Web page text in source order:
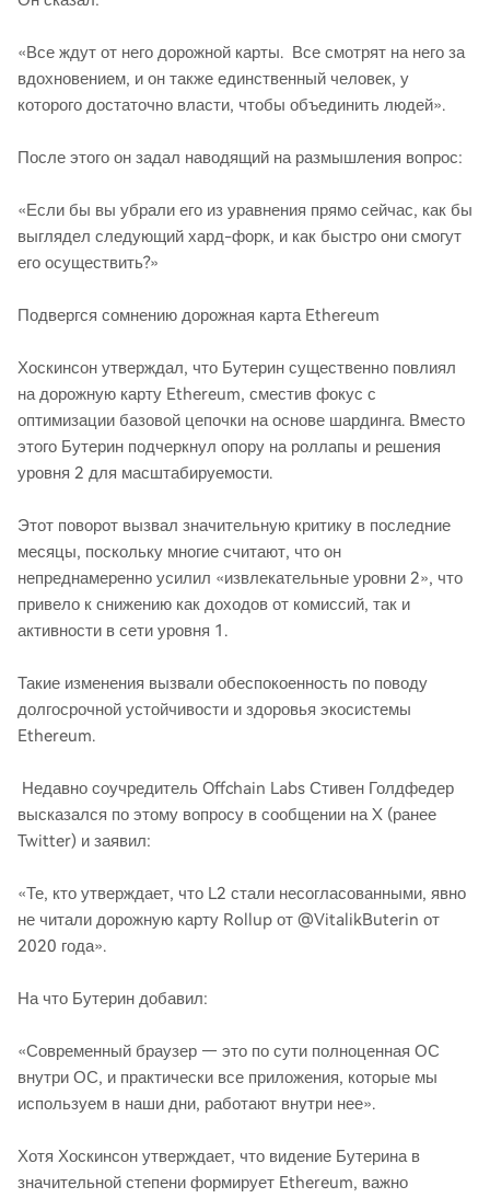
«Все ждут от него дорожной карты. Все смотрят на него за
вдохновением, и он также единственный человек, у
которого достаточно власти, чтобы объединить людей».
После этого он задал наводящий на размышления вопрос:
«Если бы вы убрали его из уравнения прямо сейчас, как бы
выглядел следующий хард-форк, и как быстро они смогут
его осуществить?»
Подвергся сомнению дорожная карта Ethereum
Хоскинсон утверждал, что Бутерин существенно повлиял
на дорожную карту Ethereum, сместив фокус с
оптимизации базовой цепочки на основе шардинга. Вместо
этого Бутерин подчеркнул опору на роллапы и решения
уровня 2 для масштабируемости.
Этот поворот вызвал значительную критику в последние
месяцы, поскольку многие считают, что он
непреднамеренно усилил «извлекательные уровни 2», что
привело к снижению как доходов от комиссий, так и
активности в сети уровня 1.
Такие изменения вызвали обеспокоенность по поводу
долгосрочной устойчивости и здоровья экосистемы
Ethereum.
Недавно соучредитель Offchain Labs Стивен Голдфедер
высказался по этому вопросу в сообщении на X (ранее
Twitter) и заявил:
«Те, кто утверждает, что L2 стали несогласованными, явно
не читали дорожную карту Rollup от @VitalikButerin от
2020 года».
На что Бутерин добавил:
«Современный браузер — это по сути полноценная ОС
внутри ОС, и практически все приложения, которые мы
используем в наши дни, работают внутри нее».
Хотя Хоскинсон утверждает, что видение Бутерина в
значительной степени формирует Ethereum, важно